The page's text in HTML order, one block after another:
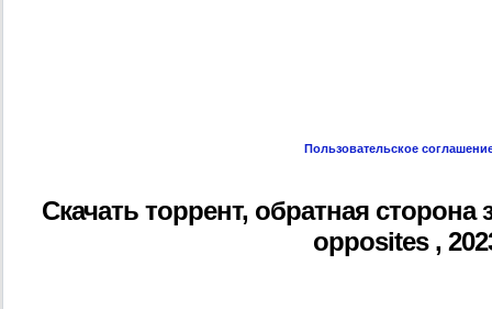
Пользовательское
Скачать торрент, обратная
opposites ,